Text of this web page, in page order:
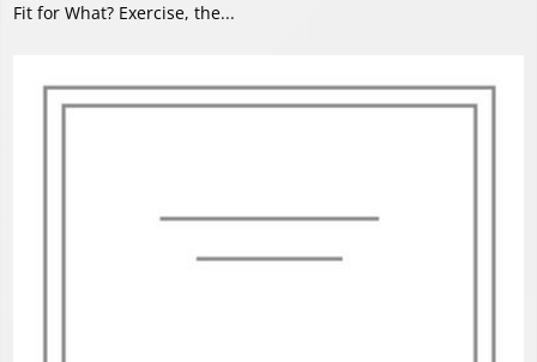
Fit for What? Exercise, the...